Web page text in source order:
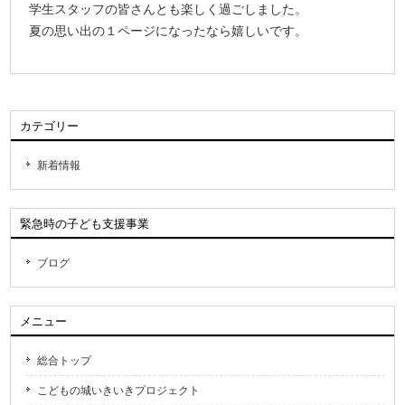
学生スタッフの皆さんとも楽しく過ごしました。
夏の思い出の１ページになったなら嬉しいです。
カテゴリー
新着情報
緊急時の子ども支援事業
ブログ
メニュー
総合トップ
こどもの城いきいきプロジェクト